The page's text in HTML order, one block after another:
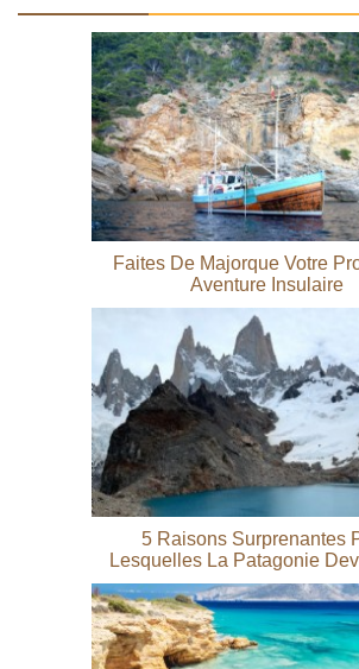
Faites De Majorque Votre
Aventure Insulaire
5 Raisons Surprenantes
Lesquelles La Patagonie
Votre Prochain Voyage En